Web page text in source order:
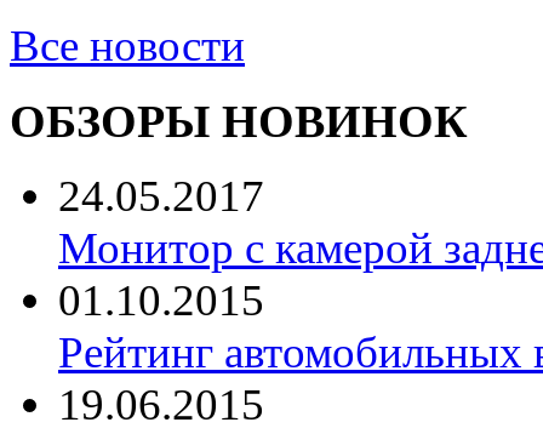
Все новости
ОБЗОРЫ НОВИНОК
24.05.2017
Монитор с камерой
01.10.2015
Рейтинг автомобильных
19.06.2015